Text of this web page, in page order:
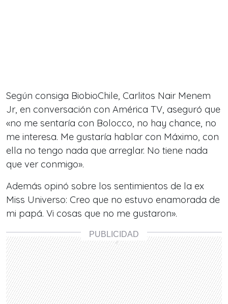
Según consiga BiobioChile, Carlitos Nair Menem
Jr, en conversación con América TV, aseguró que
«no me sentaría con Bolocco, no hay chance, no
me interesa. Me gustaría hablar con Máximo, con
ella no tengo nada que arreglar. No tiene nada
que ver conmigo».
Además opinó sobre los sentimientos de la ex
Miss Universo: Creo que no estuvo enamorada de
mi papá. Vi cosas que no me gustaron».